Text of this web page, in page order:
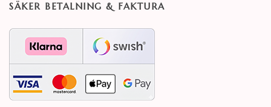
SÄKER BETALNING & FAKTURA